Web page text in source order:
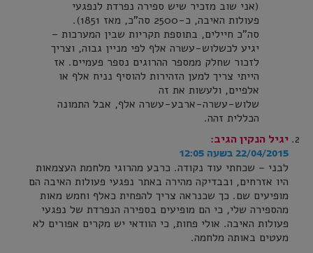
(אני שוב מזכיר שיש ספירה נפרדת לנפגעי
פעולות האיבה, כ-2500 סה"כ, מאז 1851).
סה"כ חיילים, בתוספת תקריות שבין המערכות –
יגיע לכשלוש-עשרה אלף לפי מניין גבוה, וצריך
לזכור שחלק ממספר ההרוגים נספר פעמיים. אז
הייתי צריך למען הזהירות להוסיף נניח אלף או
אלפיים, ולעשות את זה
שלוש-עשרה-ארבע-עשרה אלף, אבל התמונה
הכללית זהה.
יגיל הנקין הגיב:
22/04/2015 בשעה 12:05
לבני – שכחתי עוד נקודה. כרבע מהרוגי מלחמת העצמאות
היו אזרחים, ובבדיקה מהירה באתר נפגעי פעולות האיבה הם
מופיעים שם. כך שכנראה צריך להפחית כאלף וחמש מאות
מהספירה שלי, כי הם מופיעים בספירה הנפרדת של נפגעי
פעולות האיבה. אולי פחות, כי הוודאי יש מקרים אפורים לא
מעטים באותה מלחמה.